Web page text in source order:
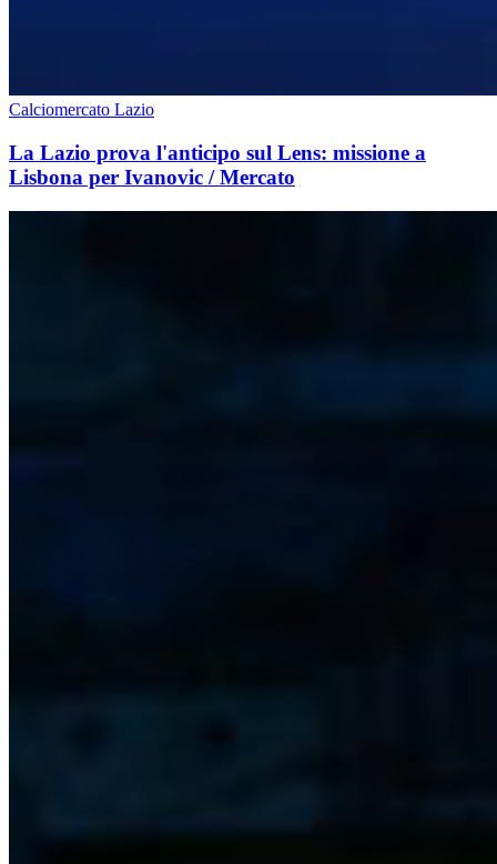
Calciomercato Lazio
La Lazio prova l'anticipo sul Lens: missione a
Lisbona per Ivanovic / Mercato